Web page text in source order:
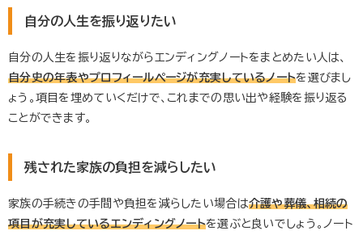
自分の人生を振り返りたい
自分の人生を振り返りながらエンディングノートをまとめたい人は、
自分史の年表やプロフィールページが充実しているノートを選びまし
ょう。項目を埋めていくだけで、これまでの思い出や経験を振り返る
ことができます。
残された家族の負担を減らしたい
家族の手続きの手間や負担を減らしたい場合は介護や葬儀、相続の
項目が充実しているエンディングノートを選ぶと良いでしょう。ノート